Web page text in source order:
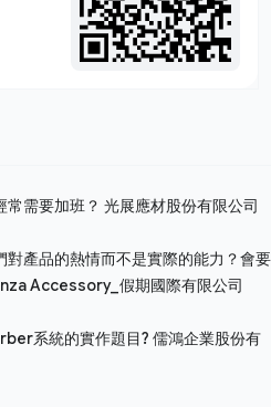
常需要加班？ 光展應材股份有限公司
產品的熱情而不是實際的能力？會要
Accessory_假期國際有限公司
系統的實作題目? 儒鴻企業股份有